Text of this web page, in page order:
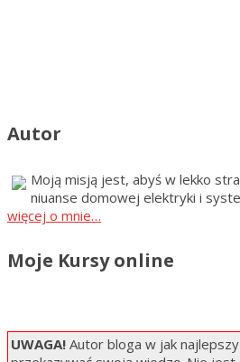
Autor
Moją misją jest, abyś w lekko
niuanse domowej elektryki i
więcej o mnie…
Moje Kursy online
UWAGA! Autor bloga w jak